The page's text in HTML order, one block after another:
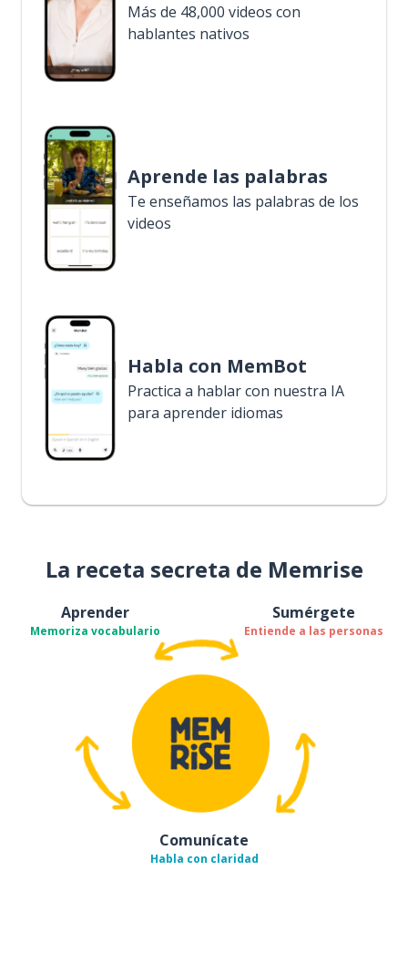
Más de 48,000 videos con
hablantes nativos
Aprende las palabras
Te enseñamos las palabras de los
videos
Habla con MemBot
Practica a hablar con nuestra IA
para aprender idiomas
La receta secreta de Memrise
Aprender
Memoriza vocabulario
Sumérgete
Entiende a las personas
Comunícate
Habla con claridad